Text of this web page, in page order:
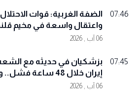
07:46
الضفة الغربية: قوات
واعتقال واسعة في مخيم
06 آب , 2026
07:45
بزشكيان في حديثه مع
إيران خلال 48 ساعة فشل.. ووحدتكم أحبطته
06 آب , 2026